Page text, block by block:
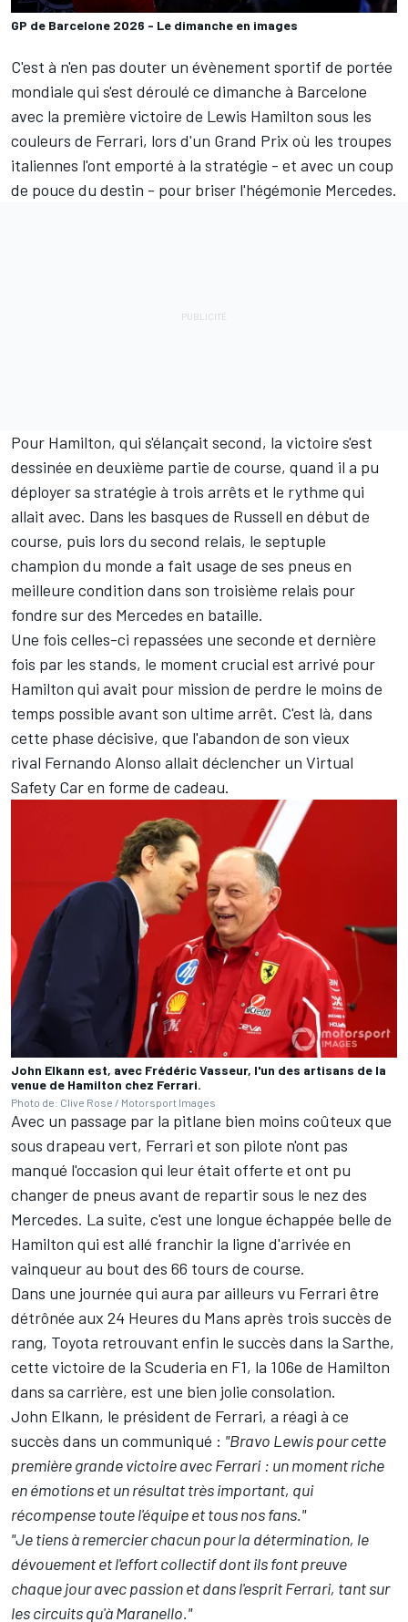
GP de Barcelone 2026 - Le dimanche en images
C'est à n'en pas douter un évènement sportif de portée
mondiale qui s'est déroulé ce dimanche à Barcelone
avec la première victoire de Lewis Hamilton sous les
couleurs de Ferrari, lors d'un Grand Prix où les troupes
italiennes l'ont emporté à la stratégie - et avec un coup
de pouce du destin - pour briser l'hégémonie Mercedes.
Pour Hamilton, qui s'élançait second, la victoire s'est
dessinée en deuxième partie de course, quand il a pu
déployer sa stratégie à trois arrêts et le rythme qui
allait avec. Dans les basques de Russell en début de
course, puis lors du second relais, le septuple
champion du monde a fait usage de ses pneus en
meilleure condition dans son troisième relais pour
fondre sur des Mercedes en bataille.
Une fois celles-ci repassées une seconde et dernière
fois par les stands, le moment crucial est arrivé pour
Hamilton qui avait pour mission de perdre le moins de
temps possible avant son ultime arrêt. C'est là, dans
cette phase décisive, que l'abandon de son vieux
rival Fernando Alonso allait déclencher un Virtual
Safety Car en forme de cadeau.
John Elkann est, avec Frédéric Vasseur, l'un des artisans de la
venue de Hamilton chez Ferrari.
Photo de: Clive Rose / Motorsport Images
Avec un passage par la pitlane bien moins coûteux que
sous drapeau vert, Ferrari et son pilote n'ont pas
manqué l'occasion qui leur était offerte et ont pu
changer de pneus avant de repartir sous le nez des
Mercedes. La suite, c'est une longue échappée belle de
Hamilton qui est allé franchir la ligne d'arrivée en
vainqueur au bout des 66 tours de course.
Dans une journée qui aura par ailleurs vu Ferrari être
détrônée aux 24 Heures du Mans après trois succès de
rang, Toyota retrouvant enfin le succès dans la Sarthe,
cette victoire de la Scuderia en F1, la 106e de Hamilton
dans sa carrière, est une bien jolie consolation.
John Elkann, le président de Ferrari, a réagi à ce
succès dans un communiqué : "Bravo Lewis pour cette
première grande victoire avec Ferrari : un moment riche
en émotions et un résultat très important, qui
récompense toute l'équipe et tous nos fans."
"Je tiens à remercier chacun pour la détermination, le
dévouement et l'effort collectif dont ils font preuve
chaque jour avec passion et dans l'esprit Ferrari, tant sur
les circuits qu'à Maranello."